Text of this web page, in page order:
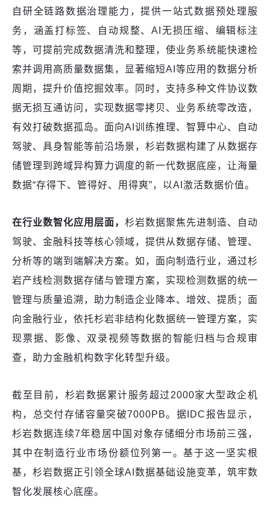
自研全链路数据治理能力，提供一站式数据预处理服
务，涵盖打标签、自动规整、AI无损压缩、编辑标注
等，可提前完成数据清洗和整理，使业务系统能快速检
索并调用高质量数据集，显著缩短AI等应用的数据分析
周期，提升价值挖掘效率。同时，支持多种文件协议数
据无损互通访问，实现数据零拷贝、业务系统零改造，
有效打破数据孤岛。面向AI训练推理、智算中心、自动
驾驶、具身智能等前沿场景，杉岩数据构建了从数据存
储管理到跨域异构算力调度的新一代数据底座，让海量
数据“存得下、管得好、用得爽”，以AI激活数据价值。
在行业数智化应用层面， 杉岩数据聚焦先进制造、自动
驾驶、金融科技等核心领域，提供从数据存储、管理、
分析等的端到端解决方案。如，面向制造行业，通过杉
岩产线检测数据存储与管理方案，实现检测数据的统一
管理与质量追溯，助力制造企业降本、增效、提质；面
向金融行业，依托杉岩非结构化数据统一管理方案，实
现票据、影像、双录视频等数据的智能归档与合规审
查，助力金融机构数字化转型升级。
截至目前，杉岩数据累计服务超过2000家大型政企机
构，总交付存储容量突破7000PB。据IDC报告显示，
杉岩数据连续7年稳居中国对象存储细分市场前三强，
其中在制造行业市场份额位列第一。基于这一坚实根
基，杉岩数据正引领全球AI数据基础设施变革，筑牢数
智化发展核心底座。